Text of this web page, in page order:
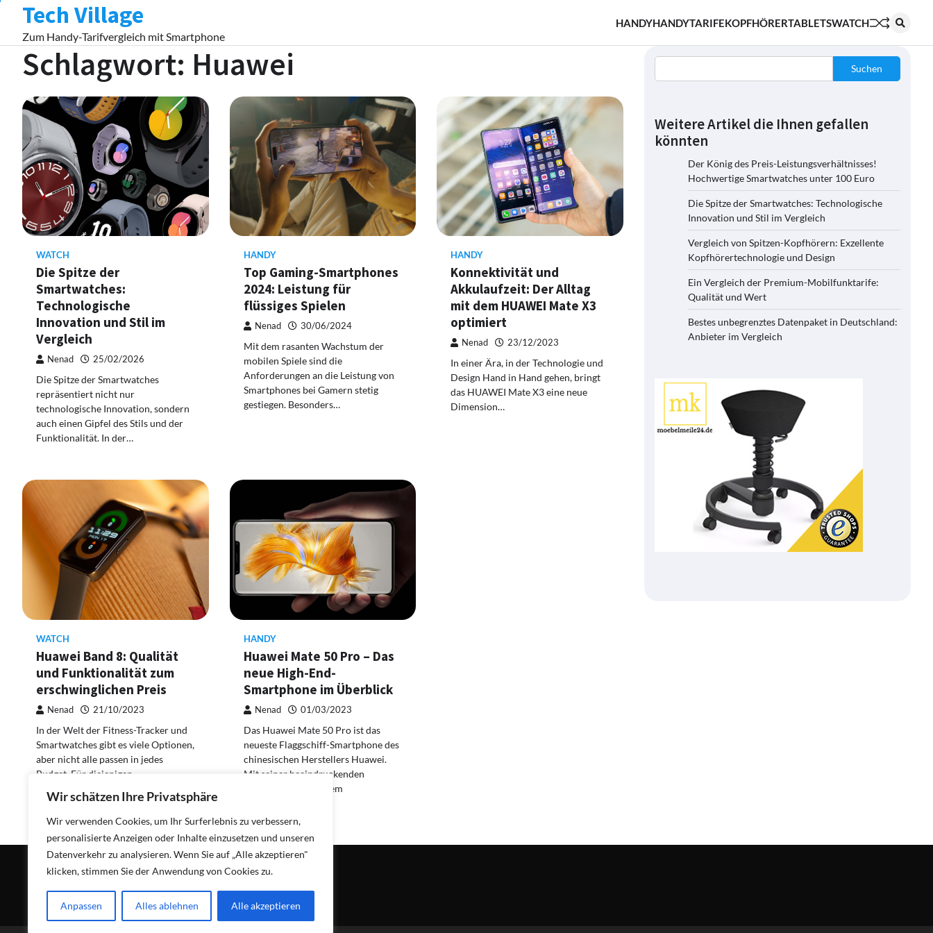
Wir schätzen Ihre Privatsphäre
Wir verwenden Cookies, um Ihr Surferlebnis zu verbessern,
personalisierte Anzeigen oder Inhalte einzusetzen und unseren
Datenverkehr zu analysieren. Wenn Sie auf „Alle akzeptieren"
klicken, stimmen Sie der Anwendung von Cookies zu.
Anpassen Alles ablehnen Alle akzeptieren
content
Tech Village
Zum Handy-Tarifvergleich mit Smartphone
HANDYHANDYTARIFEKOPFHÖRERTABLETSWATCH
Schlagwort: Huawei
WATCH
Die Spitze der
Smartwatches:
Technologische
Innovation und Stil im
Vergleich
Nenad 25/02/2026
Die Spitze der Smartwatches
repräsentiert nicht nur
technologische Innovation, sondern
auch einen Gipfel des Stils und der
Funktionalität. In der…
HANDY
Top Gaming-Smartphones
2024: Leistung für
flüssiges Spielen
Nenad 30/06/2024
Mit dem rasanten Wachstum der
mobilen Spiele sind die
Anforderungen an die Leistung von
Smartphones bei Gamern stetig
gestiegen. Besonders…
HANDY
Konnektivität und
Akkulaufzeit: Der Alltag
mit dem HUAWEI Mate X3
optimiert
Nenad 23/12/2023
In einer Ära, in der Technologie und
Design Hand in Hand gehen, bringt
das HUAWEI Mate X3 eine neue
Dimension…
WATCH
Huawei Band 8: Qualität
und Funktionalität zum
erschwinglichen Preis
Nenad 21/10/2023
In der Welt der Fitness-Tracker und
Smartwatches gibt es viele Optionen,
aber nicht alle passen in jedes
Budget. Für diejenigen,…
HANDY
Huawei Mate 50 Pro – Das
neue High-End-
Smartphone im Überblick
Nenad 01/03/2023
Das Huawei Mate 50 Pro ist das
neueste Flaggschiff-Smartphone des
chinesischen Herstellers Huawei.
Mit seiner beeindruckenden
Ausstattung und einem
Suchen
Weitere Artikel die Ihnen gefallen
könnten
Der König des Preis-Leistungsverhältnisses!
Hochwertige Smartwatches unter 100 Euro
Die Spitze der Smartwatches: Technologische
Innovation und Stil im Vergleich
Vergleich von Spitzen-Kopfhörern: Exzellente
Kopfhörertechnologie und Design
Ein Vergleich der Premium-Mobilfunktarife:
Qualität und Wert
Bestes unbegrenztes Datenpaket in Deutschland:
Anbieter im Vergleich
Impressum